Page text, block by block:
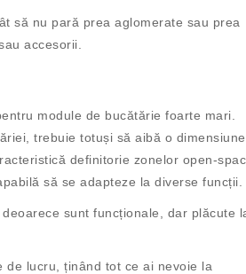
să nu pară prea aglomerate sau prea
accesorii.
module de bucătărie foarte mari.
trebuie totuși să aibă o dimensiune
definitorie zonelor open-
să se adapteze la diverse funcții.
sunt funcționale, dar plăcute
lucru, ținând tot ce ai nevoie la